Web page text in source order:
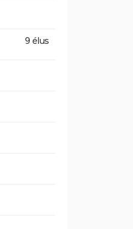
9 élus